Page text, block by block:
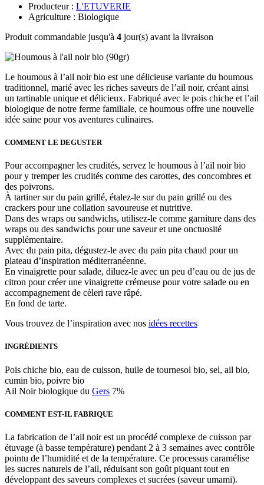
Producteur : L'ETUVERIE
Agriculture : Biologique
Produit commandable jusqu'à 4 jour(s) avant la livraison
Le houmous à l’ail noir bio est une délicieuse variante du houmous
traditionnel, marié avec les riches saveurs de l’ail noir, créant ainsi
un tartinable unique et délicieux. Fabriqué avec le pois chiche et l’ail
biologique de notre ferme familiale, ce houmous offre une nouvelle
idée saine pour vos aventures culinaires.
COMMENT LE DEGUSTER
Pour accompagner les crudités, servez le houmous à l’ail noir bio
pour y tremper les crudités comme des carottes, des concombres et
des poivrons.
À tartiner sur du pain grillé, étalez-le sur du pain grillé ou des
crackers pour une collation savoureuse et nutritive.
Dans des wraps ou sandwichs, utilisez-le comme garniture dans des
wraps ou des sandwichs pour une saveur et une onctuosité
supplémentaire.
Avec du pain pita, dégustez-le avec du pain pita chaud pour un
plateau d’inspiration méditerranéenne.
En vinaigrette pour salade, diluez-le avec un peu d’eau ou de jus de
citron pour créer une vinaigrette crémeuse pour votre salade ou en
accompagnement de cèleri rave râpé.
En fond de tarte.
Vous trouvez de l’inspiration avec nos idées recettes
INGRÉDIENTS
Pois chiche bio, eau de cuisson, huile de tournesol bio, sel, ail bio,
cumin bio, poivre bio
Ail Noir biologique du Gers 7%
COMMENT EST-IL FABRIQUE
La fabrication de l’ail noir est un procédé complexe de cuisson par
étuvage (à basse température) pendant 2 à 3 semaines avec contrôle
pointu de l’humidité et de la température. Ce processus caramélise
les sucres naturels de l’ail, réduisant son goût piquant tout en
développant des saveurs complexes et sucrées (saveur umami).